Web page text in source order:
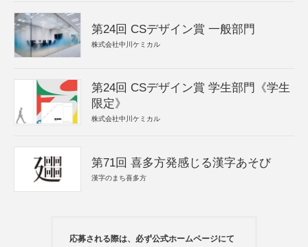
第24回 CSデザイン賞 一般部門
株式会社中川ケミカル
第24回 CSデザイン賞 学生部門《学生
限定》
株式会社中川ケミカル
第71回 喜多方発感じる漢字あそび
漢字のまち喜多方
応募される際は、必ず公式ホームページにて